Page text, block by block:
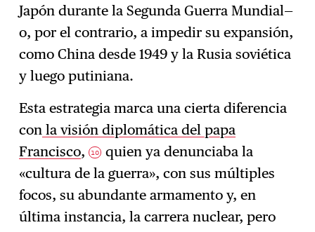
Japón durante la Segunda Guerra Mundial—
o, por el contrario, a impedir su expansión,
como China desde 1949 y la Rusia soviética
y luego putiniana.
Esta estrategia marca una cierta diferencia
con la visión diplomática del papa
Francisco,10 quien ya denunciaba la
«cultura de la guerra», con sus múltiples
focos, su abundante armamento y, en
última instancia, la carrera nuclear, pero